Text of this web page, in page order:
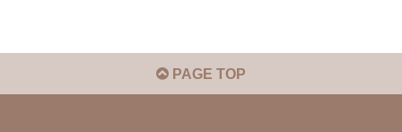
PAGE TOP